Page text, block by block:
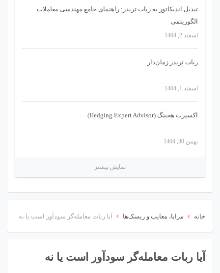
تبدیل اندیکاتور به ربات تریدر: راهنمای جامع مهندسی معاملات
الگوریتمی
اسفند 2, 1404
ربات تریدر زمان‌دار
اسفند 1, 1404
اکسپرت هجینگ (Hedging Expert Advisor)
بهمن 30, 1404
نمایش بیشتر
خانه › مزایا، معایب و ریسک‌ها › آیا ربات معامله‌گر سودآور است یا نه
آیا ربات معامله‌گر سودآور است یا نه